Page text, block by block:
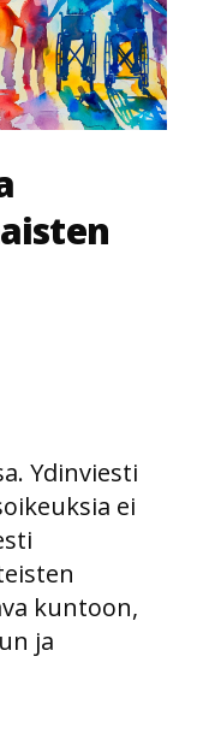
Ydinviesti
ei
kuntoon,
ja